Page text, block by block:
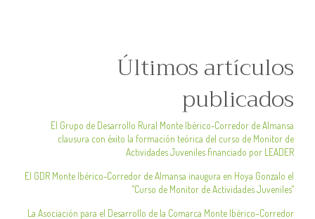
Últimos artículos
publicados
El Grupo de Desarrollo Rural Monte Ibérico-Corredor de Almansa
clausura con éxito la formación teórica del curso de Monitor de
Actividades Juveniles financiado por LEADER
El GDR Monte Ibérico-Corredor de Almansa inaugura en Hoya Gonzalo el
"Curso de Monitor de Actividades Juveniles"
La Asociación para el Desarrollo de la Comarca Monte Ibérico–Corredor